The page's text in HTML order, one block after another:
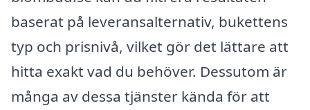
baserat på leveransalternativ, bukettens
typ och prisnivå, vilket gör det lättare att
hitta exakt vad du behöver. Dessutom är
många av dessa tjänster kända för att